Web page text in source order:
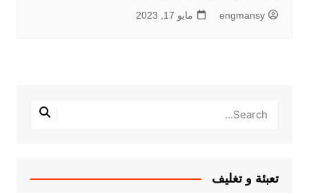
engmansy مايو 17, 2023
تعبئة و تغليف